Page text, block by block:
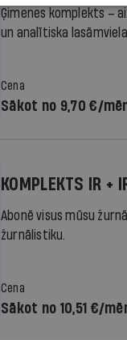
Ģimenes komplekts –
un analītiska
Cena
Sākot no 9,70 €/
KOMPLEKTS IR +
Abonē visus mūsu
žurnālistiku.
Cena
Sākot no 10,51 €/